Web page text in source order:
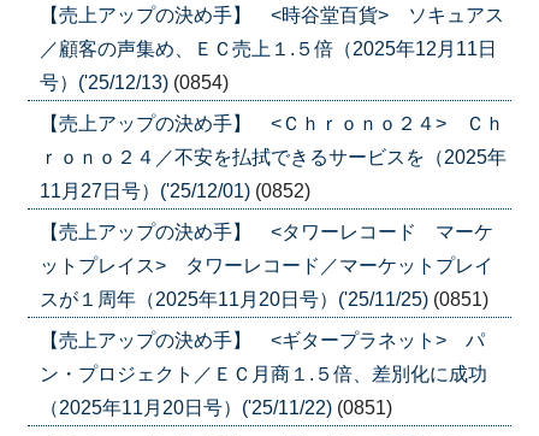
【売上アップの決め手】 <時谷堂百貨> ソキュアス
／顧客の声集め、ＥＣ売上１.５倍（2025年12月11日
号）('25/12/13) (0854)
【売上アップの決め手】 <Ｃｈｒｏｎｏ２４> Ｃｈ
ｒｏｎｏ２４／不安を払拭できるサービスを（2025年
11月27日号）('25/12/01) (0852)
【売上アップの決め手】 <タワーレコード マーケ
ットプレイス> タワーレコード／マーケットプレイ
スが１周年（2025年11月20日号）('25/11/25) (0851)
【売上アップの決め手】 <ギタープラネット> パ
ン・プロジェクト／ＥＣ月商１.５倍、差別化に成功
（2025年11月20日号）('25/11/22) (0851)